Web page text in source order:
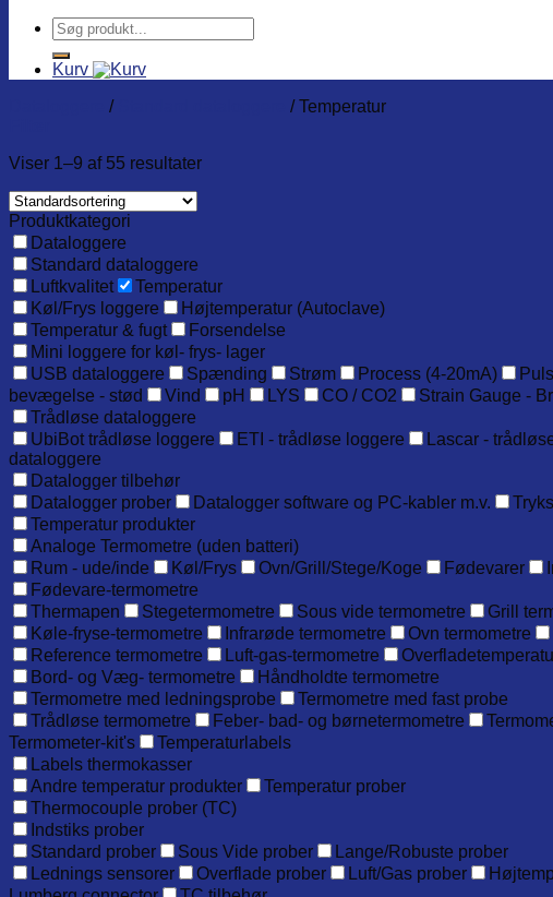
Søg
efter:
Kurv
/ /Temperatur
Viser 1–9 af 55 resultater
Produktkategori
Dataloggere
Standard dataloggere
Luftkvalitet
Temperatur
Køl/Frys loggere
Højtemperatur (Autoclave)
Temperatur & fugt
Forsendelse
Mini loggere for køl- frys- lager
USB dataloggere
Spænding Strøm Process (4-20mA)
bevægelse - stød
Vind pH LYS CO / CO2
Strain Gauge -
Trådløse dataloggere
UbiBot trådløse loggere
ETI - trådløse loggere Lascar -
dataloggere
Datalogger tilbehør
Datalogger prober
Datalogger software og PC-kabler m.v.
Temperatur produkter
Analoge Termometre (uden batteri)
Rum - ude/inde
Køl/Frys Ovn/Grill/Stege/Koge Fødevarer
Fødevare-termometre
Thermapen
Stegetermometre Sous vide termometre Grill
Køle-fryse-termometre
Infrarøde termometre Ovn termometre
Reference termometre
Luft-gas-termometre
Bord- og Væg- termometre
Håndholdte termometre
Termometre med ledningsprobe
Termometre med fast probe
Trådløse termometre
Feber- bad- og børnetermometre
Termometer-kit's
Temperaturlabels
Labels thermokasser
Andre temperatur produkter
Temperatur prober
Thermocouple prober (TC)
Indstiks prober
Standard prober
Sous Vide prober
Lange/Robuste prober
Lednings sensorer
Overflade prober Luft/Gas prober